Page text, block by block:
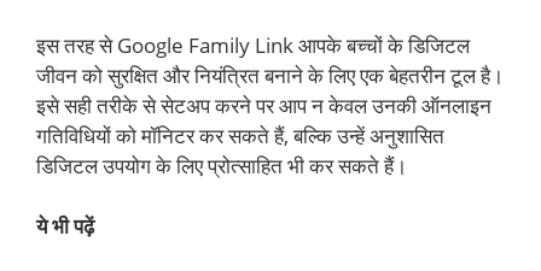
इस तरह से Google Family Link आपके बच्चों के डिजिटल
जीवन को सुरक्षित और नियंत्रित बनाने के लिए एक बेहतरीन टूल है।
इसे सही तरीके से सेटअप करने पर आप न केवल उनकी ऑनलाइन
गतिविधियों को मॉनिटर कर सकते हैं, बल्कि उन्हें अनुशासित
डिजिटल उपयोग के लिए प्रोत्साहित भी कर सकते हैं।
ये भी पढ़ें